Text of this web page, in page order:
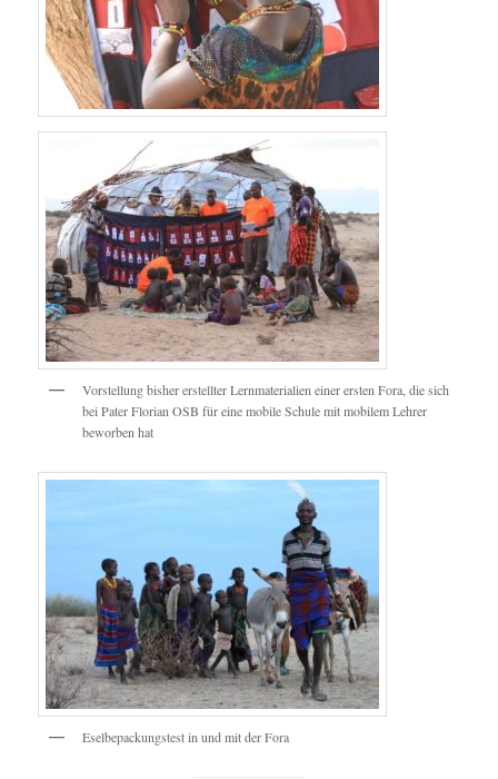
Vorstellung bisher erstellter Lernmaterialien einer ersten Fora, die sich
bei Pater Florian OSB für eine mobile Schule mit mobilem Lehrer
beworben hat
Eselbepackungstest in und mit der Fora